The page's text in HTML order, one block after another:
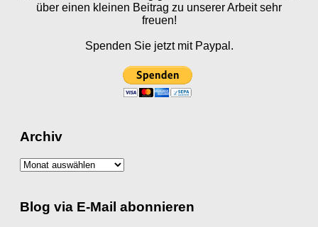
über einen kleinen Beitrag zu unserer Arbeit sehr
freuen!
Spenden Sie jetzt mit Paypal.
Archiv
Archiv
Blog via E-Mail abonnieren